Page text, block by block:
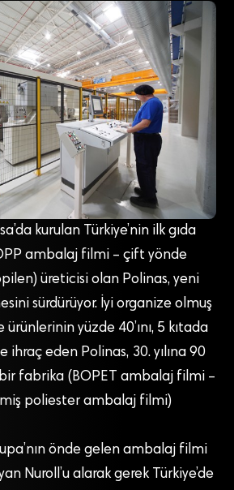
kurulan Türkiye’nin ilk gıda
ambalaj filmi – çift yönde
üreticisi olan Polinas, yeni
sürdürüyor. İyi organize olmuş
ürünlerinin yüzde 40’ını, 5 kıtada
ihraç eden Polinas, 30. yılına 90
fabrika (BOPET ambalaj filmi –
poliester ambalaj filmi)
önde gelen ambalaj filmi
Nuroll’u alarak gerek Türkiye’de